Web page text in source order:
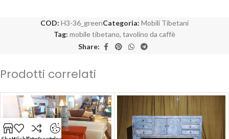
COD: H3-36_greenCategoria: Mobili Tibetani
Tag: mobile tibetano, tavolino da caffè
Share:
Prodotti correlati